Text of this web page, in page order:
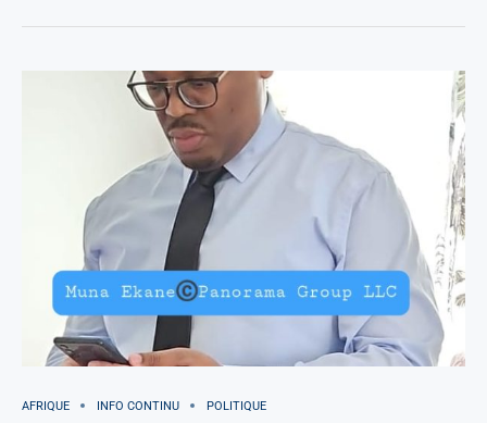
AFRIQUE INFO CONTINU POLITIQUE